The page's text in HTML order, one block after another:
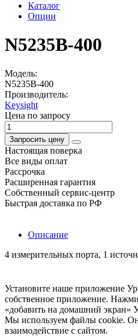
Каталог
Опции
N5235B-400
Модель:
N5235B-400
Производитель:
Keysight
Цена по запросу
Запросить цену
Настоящая поверка
Все виды оплат
Рассрочка
Расширенная гарантия
Собственный сервис-центр
Быстрая доставка по РФ
Описание
4 измерительных порта, 1
Установите наше приложение
собственное приложение.
«добавить на домашний экран»
Мы используем файлы cookie.
взаимодействие с сайтом.